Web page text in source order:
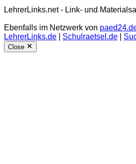
LehrerLinks.net - Link- und
Ebenfalls im Netzwerk von
LehrerLinks.de
Schulraetsel.de
Close